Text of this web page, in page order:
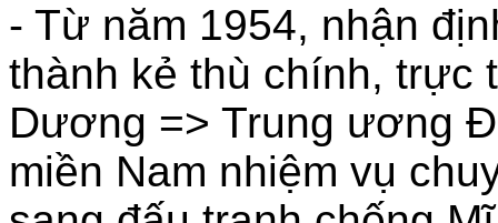
- Từ năm 1954, nhận
thành kẻ thù chính, trực
Dương => Trung ương
miền Nam nhiệm vụ